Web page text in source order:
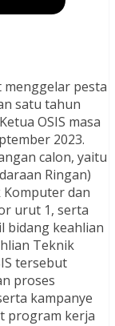
menggelar pesta
satu tahun
OSIS masa
2023.
calon, yaitu
Ringan)
dan
urut 1, serta
bidang keahlian
Teknik
tersebut
proses
kampanye
program kerja